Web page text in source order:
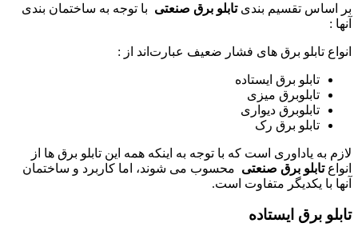
بر اساس تقسیم بندیتابلو برق صنعتی با توجه به ساختمان بندی
آنها :
انواع تابلو برق های فشار ضعیف عبارت‌اند از :
تابلو برق ایستاده
تابلوبرق میزی
تابلوبرق دیواری
تابلو برق رک
لازم به یاداوری است که با توجه به اینکه همه این تابلو برق ها از
انواعتابلو برق صنعتی محسوب می شوند، اما کاربرد و ساختمان
آنها با یکدیگر متفاوت است.
تابلو برق ایستاده